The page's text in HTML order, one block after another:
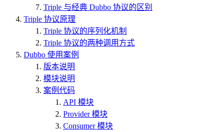
Triple 与经典 Dubbo 协议的区别
Triple 协议原理
Triple 协议的序列化机制
Triple 协议的两种调用方式
Dubbo 使用案例
版本说明
模块说明
案例代码
API 模块
Provider 模块
Consumer 模块